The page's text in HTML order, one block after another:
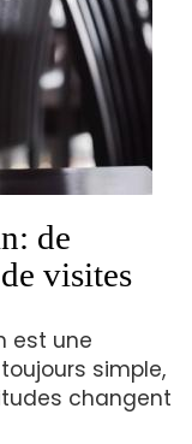
de
visites
est une
simple,
changent